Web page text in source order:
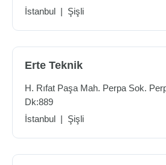
İstanbul | Şişli
Erte Teknik
H. Rıfat Paşa Mah. Perpa Sok.
Dk:889
İstanbul | Şişli